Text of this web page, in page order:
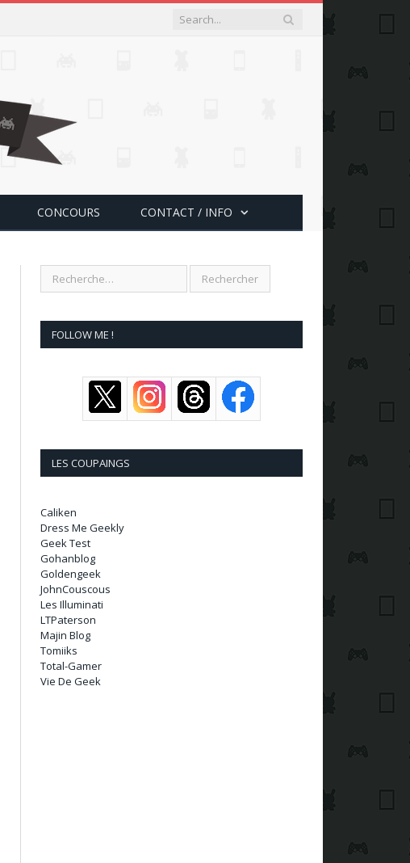
CONCOURS CONTACT / INFO
FOLLOW ME !
LES COUPAINGS
Caliken
Dress Me Geekly
Geek Test
Gohanblog
Goldengeek
JohnCouscous
Les Illuminati
LTPaterson
Majin Blog
Tomiiks
Total-Gamer
Vie De Geek